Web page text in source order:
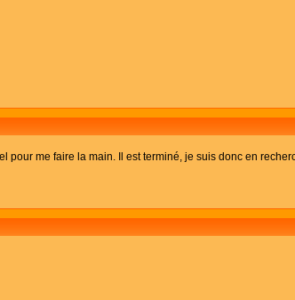
me faire la main. Il est terminé, je suis donc en